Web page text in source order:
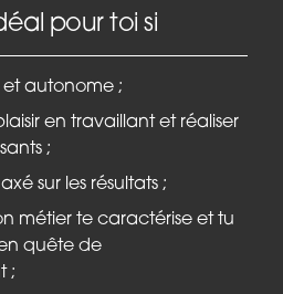
pour toi si
et autonome ;
en travaillant et réaliser
;
sur les résultats ;
métier te caractérise et tu
quête de
;